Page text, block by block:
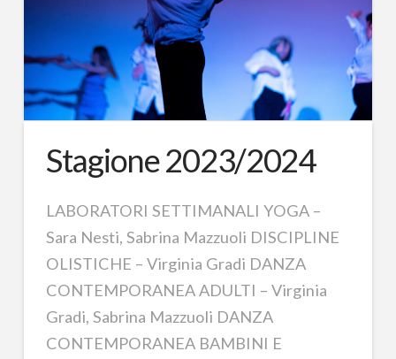
Stagione 2023/2024
LABORATORI SETTIMANALI YOGA –
Sara Nesti, Sabrina Mazzuoli DISCIPLINE
OLISTICHE – Virginia Gradi DANZA
CONTEMPORANEA ADULTI – Virginia
Gradi, Sabrina Mazzuoli DANZA
CONTEMPORANEA BAMBINI E